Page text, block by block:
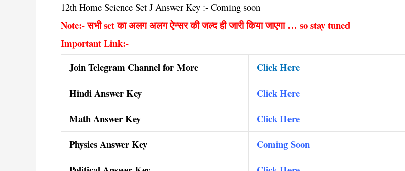
12th Home Science Set J Answer Key :- Coming soon
Note:- सभी set का अलग अलग ऐन्सर की जल्द ही जारी किया जाएगा … so stay tuned
Important Link:-
Join Telegram Channel for More
Click Here
Hindi Answer Key
Click Here
Math Answer Key
Click Here
Physics Answer Key
Coming Soon